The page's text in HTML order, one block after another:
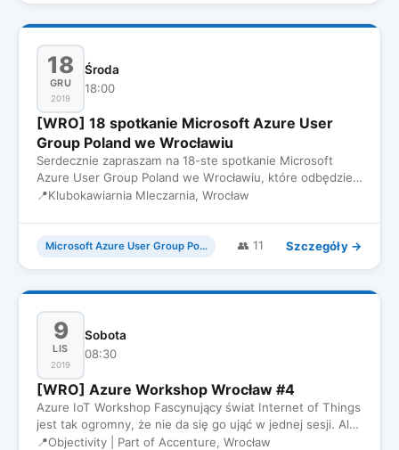
18
GRU
2019
Środa
18:00
[WRO] 18 spotkanie Microsoft Azure User
Group Poland we Wrocławiu
Serdecznie zapraszam na 18-ste spotkanie Microsoft
Azure User Group Poland we Wrocławiu, które odbędzie
się 18 Grudnia w…
📍Klubokawiarnia Mleczarnia, Wrocław
Microsoft Azure User Group Poland 👥 11 Szczegóły →
9
LIS
2019
Sobota
08:30
[WRO] Azure Workshop Wrocław #4
Azure IoT Workshop Fascynujący świat Internet of Things
jest tak ogromny, że nie da się go ująć w jednej sesji. Ale
da s…
📍Objectivity | Part of Accenture, Wrocław